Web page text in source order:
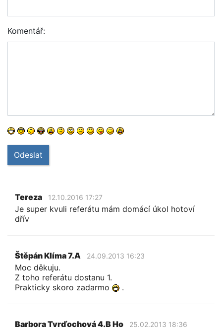
Komentář:
Odeslat
Tereza 12.10.2016 17:27
Je super kvuli referátu mám domácí úkol hotoví
dřív
Štěpán Klíma 7.A 24.09.2013 16:23
Moc děkuju.
Z toho referátu dostanu 1.
Prakticky skoro zadarmo
.
Barbora Tvrďochová 4.B Ho 25.02.2013 18:36